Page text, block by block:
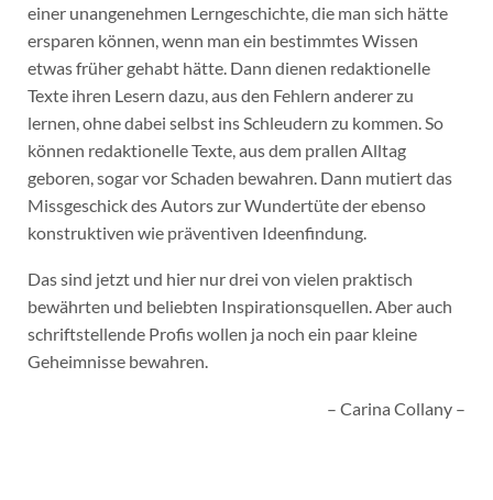
einer unangenehmen Lerngeschichte, die man sich hätte
ersparen können, wenn man ein bestimmtes Wissen
etwas früher gehabt hätte. Dann dienen redaktionelle
Texte ihren Lesern dazu, aus den Fehlern anderer zu
lernen, ohne dabei selbst ins Schleudern zu kommen. So
können redaktionelle Texte, aus dem prallen Alltag
geboren, sogar vor Schaden bewahren. Dann mutiert das
Missgeschick des Autors zur Wundertüte der ebenso
konstruktiven wie präventiven Ideenfindung.
Das sind jetzt und hier nur drei von vielen praktisch
bewährten und beliebten Inspirationsquellen. Aber auch
schriftstellende Profis wollen ja noch ein paar kleine
Geheimnisse bewahren.
– Carina Collany –